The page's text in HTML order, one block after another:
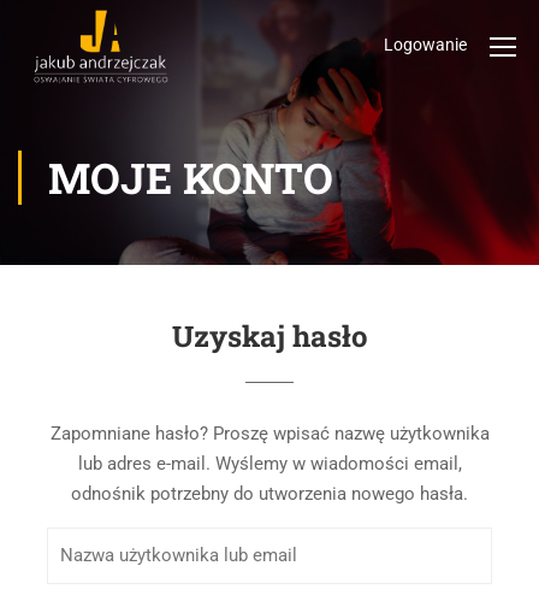
Logowanie
MOJE KONTO
Uzyskaj hasło
Zapomniane hasło? Proszę wpisać nazwę użytkownika
lub adres e-mail. Wyślemy w wiadomości email,
odnośnik potrzebny do utworzenia nowego hasła.